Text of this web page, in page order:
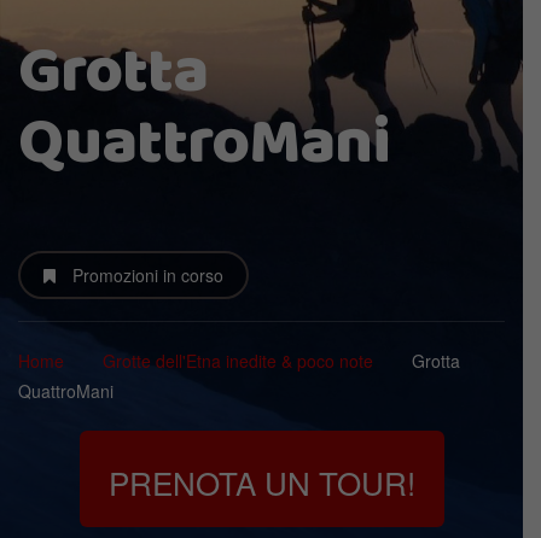
Grotta
QuattroMani
Promozioni in corso
Home Grotte dell'Etna inedite & poco note
Grotta
QuattroMani
PRENOTA UN TOUR!